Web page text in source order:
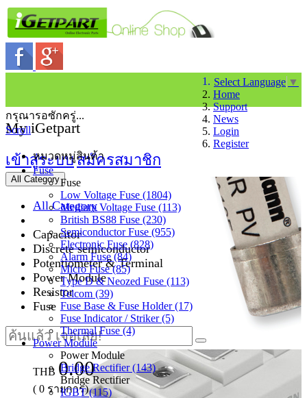
Select Language ▼
Home
Support
News
Login
Register
My iGetpart
เข้าสู่ระบบสมัครสมาชิก
All Category
All Category
Capacitor
Discrete semiconductor
Potentiometer & Terminal
Power Module
Resistor
Fuse
THB 0.00
( 0 รายการ)
กรุณารอซักครู่...
Scroll
หมวดหมู่สินค้า
Fuse
Fuse
Low Voltage Fuse (1804)
Medium Voltage Fuse (113)
British BS88 Fuse (230)
Semiconductor Fuse (955)
Electronic Fuse (828)
Alarm Fuse (84)
Micro Fuse (85)
Type D & Neozed Fuse (113)
Telcom (39)
Fuse Base & Fuse Holder (17)
Fuse Indicator / Striker (5)
Thermal Fuse (4)
Power Module
Power Module
Bridge Rectifier (143)
Bridge Rectifier
IGBT (115)